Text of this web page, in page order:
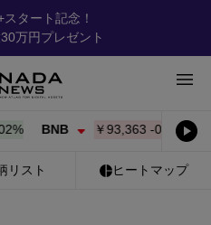
タート記念！
万円プレゼント
BNB ￥93,363-0.28% USD
リスト ヒートマップ